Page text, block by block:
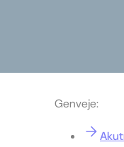
Genveje: